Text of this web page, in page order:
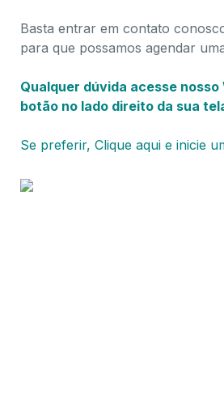
Basta entrar em contato
para que possamos agendar
Qualquer dúvida acesse
botão no lado direito da sua
Se preferir, Clique aqui e inicie
Advogados Tributaristas